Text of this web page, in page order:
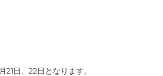
日、22日となります。